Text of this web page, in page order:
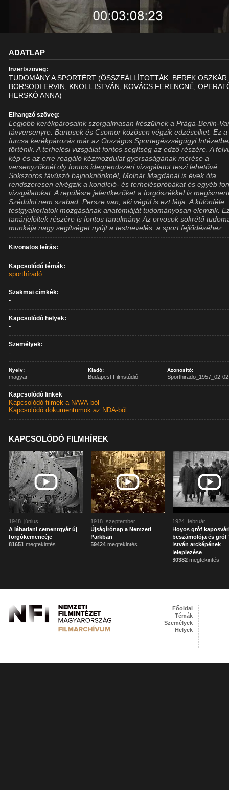
ADATLAP
Inzertszöveg:
TUDOMÁNY A SPORTÉRT (ÖSSZEÁLLÍTOTTÁK: BEREK OSZKÁR,
BORSODI ERVIN, KNOLL ISTVÁN, KOVÁCS FERENCNÉ,
HERSKÓ ANNA)
Elhangzó szöveg:
Legjobb kerékpárosaink szorgalmasan készülnek a Prága-Berlin-
távversenyre. Bartusek és Csomor közösen végzik edzéseiket. Ez a
furcsa kerékpározás már az Országos Sportegészségügyi
történik. A terhelési vizsgálat fontos segítség az edző részére. A
kép és az erre reagáló kézmozdulat gyorsaságának mérése a
versenyzőknél oly fontos idegrendszeri vizsgálatot teszi lehetővé.
Sokszoros távúszó bajnoknőnknél, Molnár Magdánál is évek óta
rendszeresen elvégzik a kondíció- és terheléspróbákat és egyéb
vizsgálatokat. A repülésre jelentkezőket a forgószékkel is
Szédülni nem szabad. Persze van, aki végül is ezt látja. A különféle
testgyakorlatok mozgásának anatómiáját tudományosan elemzik.
tanárjelöltek részére is fontos tanulmány. Az orvosok sokrétű
munkája nagy segítséget nyújt a testnevelés, a sport fejlődéséhez.
Kivonatos leírás:
Kapcsolódó témák:
sporthíradó
Szakmai címkék:
-
Kapcsolódó helyek:
-
Személyek:
-
Nyelv:
magyar
Kiadó:
Budapest Filmstúdió
Azonosító:
Sporthirado_1957_02-02
Kapcsolódó linkek
Kapcsolódó filmek a NAVA-ból
Kapcsolódó dokumentumok az NDA-ból
KAPCSOLÓDÓ FILMHÍREK
1948. június
A lábatlani cementgyár új
forgókemencéje
81651 megtekintés
1918. szeptember
Újságírónap a Nemzeti
Parkban
59424 megtekintés
1924. február
Hoyos gróf
beszámolója és gróf
István arcképének
leleplezése
80382 megtekintés
Főoldal
Témák
Személyek
Helyek